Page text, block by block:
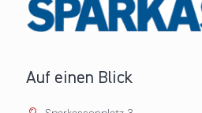
News & Events
Auf einen Blick